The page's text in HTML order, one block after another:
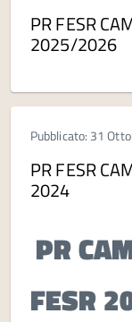
PR FESR
2025/2026
Pubblicato: 31
PR FESR
2024
PR
FESR